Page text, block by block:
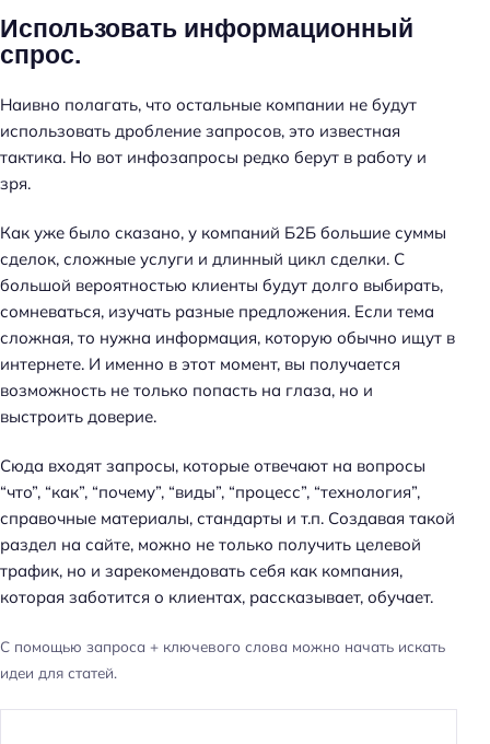
Использовать информационный
спрос.
Наивно полагать, что остальные компании не будут
использовать дробление запросов, это известная
тактика. Но вот инфозапросы редко берут в работу и
зря.
Как уже было сказано, у компаний Б2Б большие суммы
сделок, сложные услуги и длинный цикл сделки. С
большой вероятностью клиенты будут долго выбирать,
сомневаться, изучать разные предложения. Если тема
сложная, то нужна информация, которую обычно ищут в
интернете. И именно в этот момент, вы получается
возможность не только попасть на глаза, но и
выстроить доверие.
Сюда входят запросы, которые отвечают на вопросы
“что”, “как”, “почему”, “виды”, “процесс”, “технология”,
справочные материалы, стандарты и т.п. Создавая такой
раздел на сайте, можно не только получить целевой
трафик, но и зарекомендовать себя как компания,
которая заботится о клиентах, рассказывает, обучает.
С помощью запроса + ключевого слова можно начать искать
идеи для статей.
т
и